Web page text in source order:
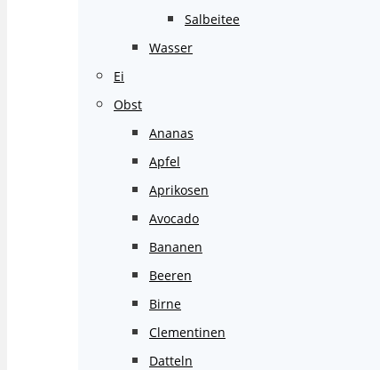
Salbeitee
Wasser
Ei
Obst
Ananas
Apfel
Aprikosen
Avocado
Bananen
Beeren
Birne
Clementinen
Datteln